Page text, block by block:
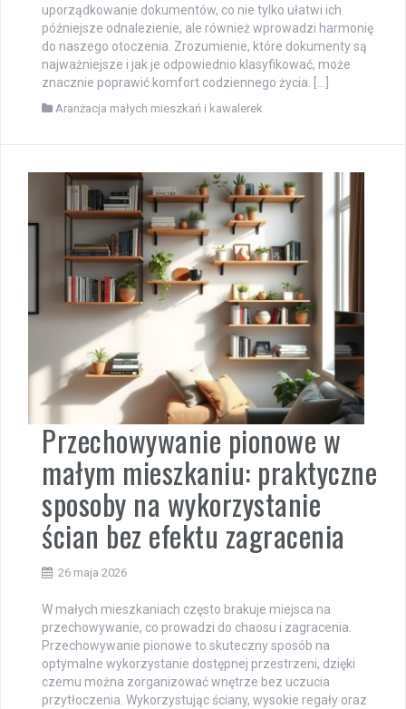
uporządkowanie dokumentów, co nie tylko ułatwi ich
późniejsze odnalezienie, ale również wprowadzi harmonię
do naszego otoczenia. Zrozumienie, które dokumenty są
najważniejsze i jak je odpowiednio klasyfikować, może
znacznie poprawić komfort codziennego życia. […]
Aranżacja małych mieszkań i kawalerek
Przechowywanie pionowe w
małym mieszkaniu: praktyczne
sposoby na wykorzystanie
ścian bez efektu zagracenia
26 maja 2026
W małych mieszkaniach często brakuje miejsca na
przechowywanie, co prowadzi do chaosu i zagracenia.
Przechowywanie pionowe to skuteczny sposób na
optymalne wykorzystanie dostępnej przestrzeni, dzięki
czemu można zorganizować wnętrze bez uczucia
przytłoczenia. Wykorzystując ściany, wysokie regały oraz